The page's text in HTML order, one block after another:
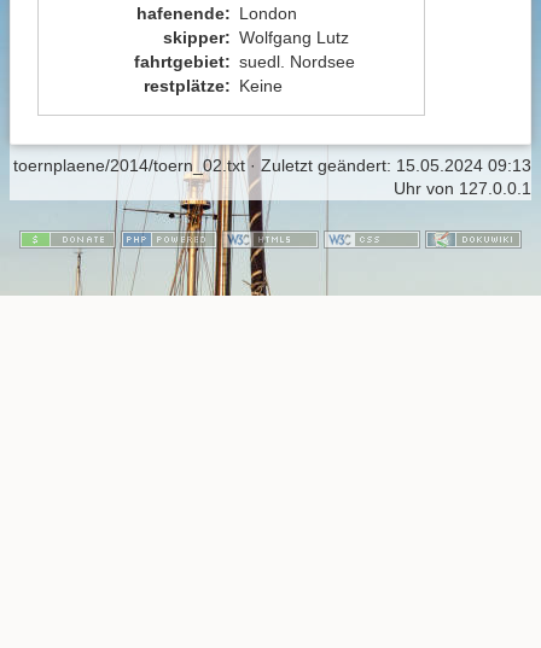
hafenende: London
skipper: Wolfgang Lutz
fahrtgebiet: suedl. Nordsee
restplätze: Keine
toernplaene/2014/toern_02.txt · Zuletzt geändert: 15.05.2024 09:13
Uhr von 127.0.0.1